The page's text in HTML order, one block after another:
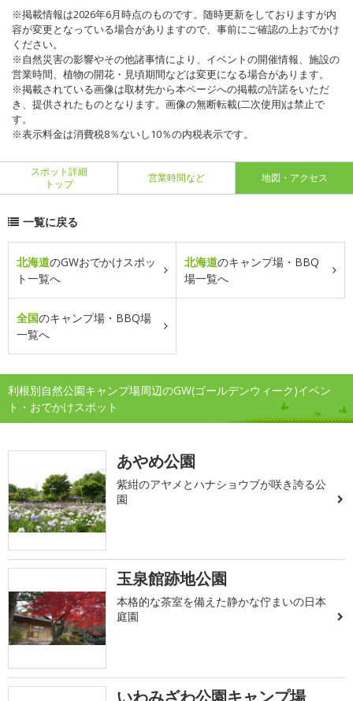
※掲載情報は2026年6月時点のものです。随時更新をしておりますが内
容が変更となっている場合がありますので、事前にご確認の上おでかけ
ください。
※自然災害の影響やその他諸事情により、イベントの開催情報、施設の
営業時間、植物の開花・見頃期間などは変更になる場合があります。
※掲載されている画像は取材先から本ページへの掲載の許諾をいただ
き、提供されたものとなります。画像の無断転載(二次使用)は禁止で
す。
※表示料金は消費税8％ないし10％の内税表示です。
スポット詳細
トップ
営業時間など 地図・アクセス
一覧に戻る
北海道のGWおでかけスポッ
ト一覧へ
北海道のキャンプ場・BBQ
場一覧へ
全国のキャンプ場・BBQ場
一覧へ
利根別自然公園キャンプ場周辺のGW(ゴールデンウィーク)イベン
ト・おでかけスポット
あやめ公園
紫紺のアヤメとハナショウブが咲き誇る公
園
玉泉館跡地公園
本格的な茶室を備えた静かな佇まいの日本
庭園
いわみざわ公園キャンプ場